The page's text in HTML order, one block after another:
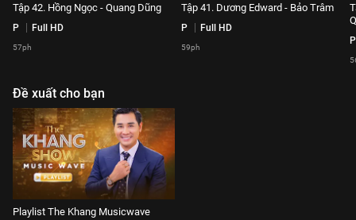
Tập 42. Hồng Ngọc - Quang Dũng
P Full HD
57ph
Tập 41. Dương Edward - Bảo Trâm
P Full HD
59ph
P
Đề xuất cho bạn
Playlist The Khang Musicwave